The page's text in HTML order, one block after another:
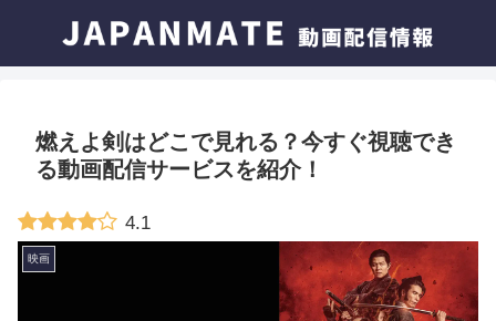
燃えよ剣はどこで見れる？今すぐ視聴でき
る動画配信サービスを紹介！
4.1
映画